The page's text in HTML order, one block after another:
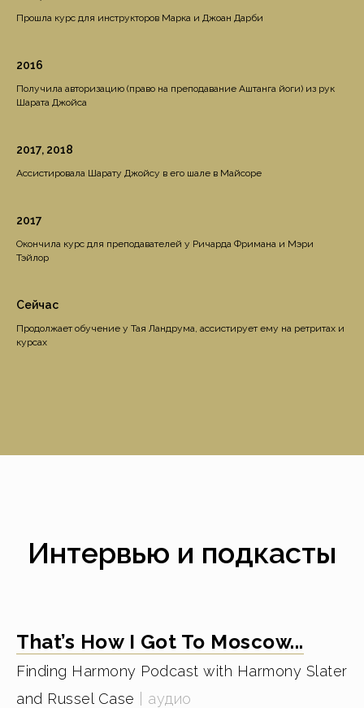
Прошла курс для инструкторов Марка и Джоан Дарби
2016
Получила авторизацию (право на преподавание Аштанга йоги) из рук
Шарата Джойса
2017, 2018
Ассистировала Шарату Джойсу в его шале в Майсоре
2017
Окончила курс для преподавателей у Ричарда Фримана и Мэри
Тэйлор
Сейчас
Продолжает обучение у Тая Ландрума, ассистирует ему на ретритах и
курсах
Интервью и подкасты
That’s How I Got To Moscow...
Finding Harmony Podcast with Harmony Slater
and Russel Case | аудио